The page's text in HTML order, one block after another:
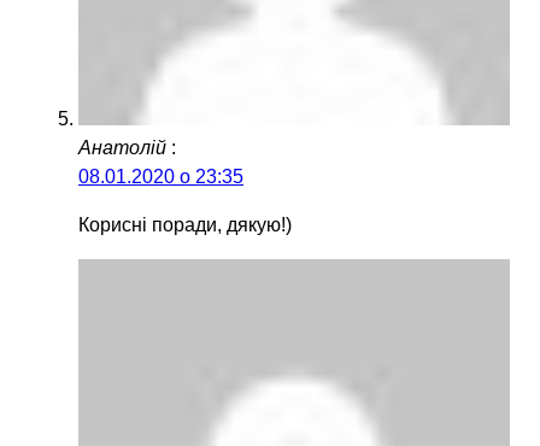
Анатолій :
08.01.2020 о 23:35
Корисні поради, дякую!)